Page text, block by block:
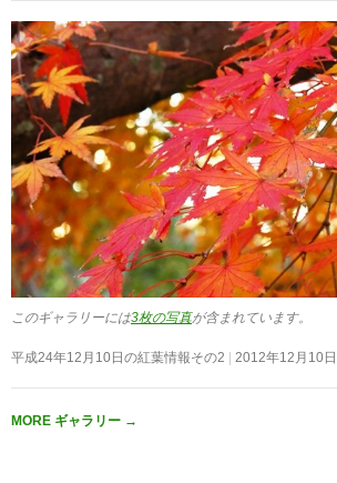
このギャラリーには3枚の写真が含まれています。
平成24年12月10日の紅葉情報その2 2012年12月10日
MORE ギャラリー →